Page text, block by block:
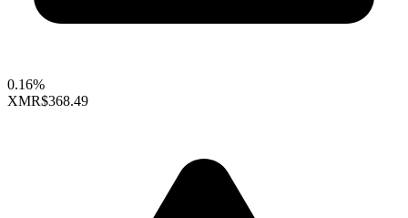
0.16%
XMR$368.49